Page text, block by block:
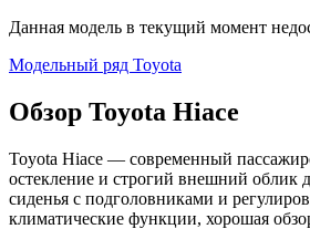
Данная модель в текущий момент
Модельный ряд Toyota
Обзор Toyota Hiace
Toyota Hiace — современный
остекление и строгий внешний облик
сиденья с подголовниками и
климатические функции, хорошая